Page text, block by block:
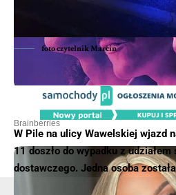
foto czytelnik Marcin
W Pile na ulicy Wawelskiej wjazd
11 doszło do wypadku z
dostawczego. Jedna osoba